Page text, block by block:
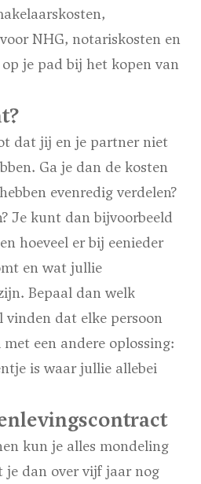
NHG, notariskosten en
je pad bij het kopen van
dat jij en je partner niet
Ga je dan de kosten
evenredig verdelen?
Je kunt dan bijvoorbeeld
hoeveel er bij eenieder
en wat jullie
Bepaal dan welk
vinden dat elke persoon
een andere oplossing:
is waar jullie allebei
kun je alles mondeling
je dan over vijf jaar nog